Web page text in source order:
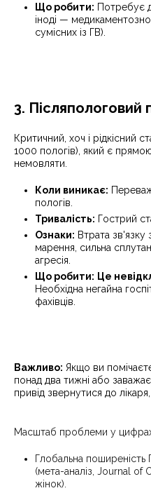
Що робити: Потребує
іноді —
сумісних із ГВ).
3. Післяпологовий
Критичний, хоч і рідкісний
1000 пологів), який є
немовляти.
Коли виникає:
пологів.
Тривалість: Гострий
Ознаки: Втрата зв'язку
марення, сильна
агресія.
Що робити: Це
Необхідна негайна
фахівців.
Важливо: Якщо ви
понад два тижні або
привід звернутися до
Масштаб проблеми у
Глобальна поширеність
(мета-аналіз, Journal of
жінок).